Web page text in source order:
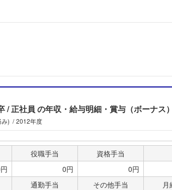
正社員 の年収・給与明細・賞与（ボーナス）
) 2012年度
役職手当
資格手当
0円
0円
通勤手当 その他手当
月